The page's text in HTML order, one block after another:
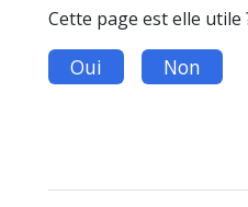
Cette page est elle utile
Oui Non